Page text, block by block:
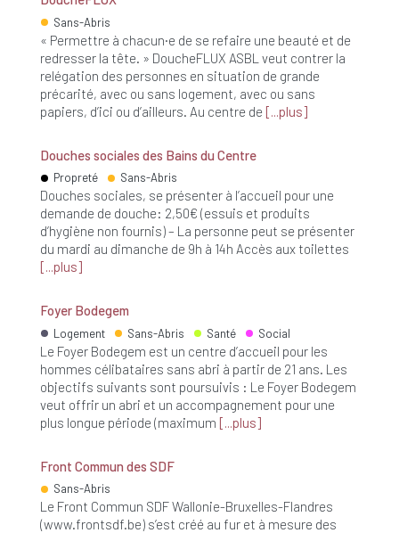
Sans-Abris
« Permettre à chacun·e de se refaire une beauté et de
redresser la tête. » DoucheFLUX ASBL veut contrer la
relégation des personnes en situation de grande
précarité, avec ou sans logement, avec ou sans
papiers, d’ici ou d’ailleurs. Au centre de
plus
Douches sociales des Bains du Centre
Propreté Sans-Abris
Douches sociales, se présenter à l’accueil pour une
demande de douche: 2,50€ (essuis et produits
d’hygiène non fournis) – La personne peut se présenter
du mardi au dimanche de 9h à 14h Accès aux toilettes
plus
Foyer Bodegem
Logement Sans-Abris Santé Social
Le Foyer Bodegem est un centre d’accueil pour les
hommes célibataires sans abri à partir de 21 ans. Les
objectifs suivants sont poursuivis : Le Foyer Bodegem
veut offrir un abri et un accompagnement pour une
plus longue période (maximum
plus
Front Commun des SDF
Sans-Abris
Le Front Commun SDF Wallonie-Bruxelles-Flandres
(www.frontsdf.be) s’est créé au fur et à mesure des